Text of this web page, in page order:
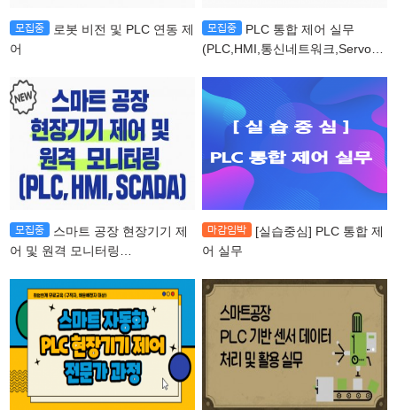
로봇 비전 및 PLC 연동 제
어
PLC 통합 제어 실무
(PLC,HMI,통신네트워크,Servo모
스마트 공장 현장기기 제
어 및 원격 모니터링
[실습중심] PLC 통합 제
어 실무